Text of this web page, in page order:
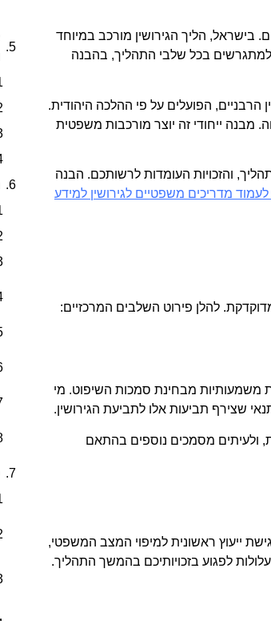
בישראל, הליך הגירושין מורכב במיוחד
למתגרשים בכל שלבי התהליך, בהבנה
הרבניים, הפועלים על פי ההלכה היהודית.
מבנה ייחודי זה יוצר מורכבות משפטית
והזכויות העומדות לרשותכם. הבנה
לעמוד מדריכים משפטיים לגירושין למידע
להלן פירוט השלבים המרכזיים:
משמעותיות מבחינת סמכות השיפוט. מי
שצירף תביעות אלו לתביעת הגירושין.
ולעיתים מסמכים נוספים בהתאם
ייעוץ ראשונית למיפוי המצב המשפטי,
לפגוע בזכויותיכם בהמשך התהליך.